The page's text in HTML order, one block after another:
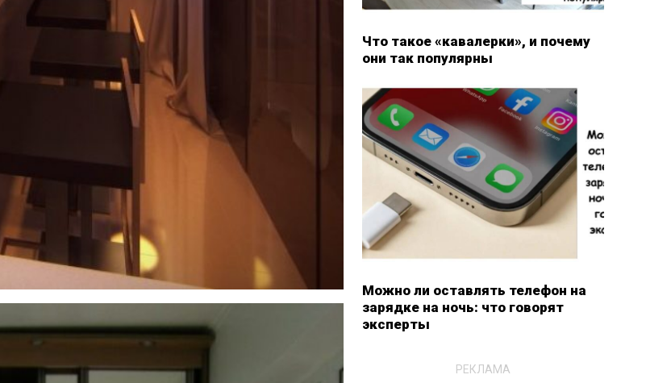
Что такое «кавалерки», и почему
они так популярны
Можно ли оставлять телефон на
зарядке на ночь: что говорят
эксперты
РЕКЛАМА